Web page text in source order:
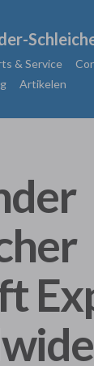
& Service
Artikelen